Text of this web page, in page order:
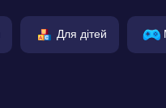
Для дітей